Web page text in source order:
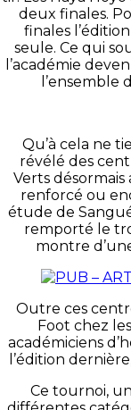
deux finales.
finales
seule. Ce qui
l’académie
l’ensemble
Qu’à cela ne
révélé des
Verts
renforcé ou
étude de
remporté le
montre
Outre ces
Foot chez
académiciens
l’édition
Ce tournoi,